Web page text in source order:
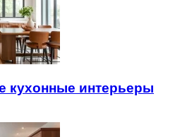
кухонные интерьеры